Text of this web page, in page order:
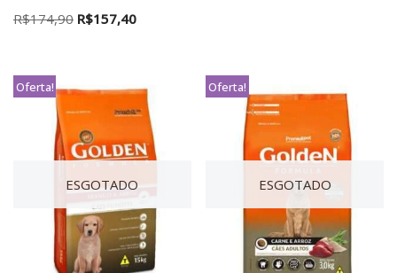
R$174,90 R$157,40
ESGOTADO
Oferta!
ESGOTADO
Oferta!